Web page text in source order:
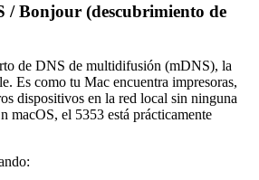
/ Bonjour (descubrimiento de
de DNS de multidifusión (mDNS), la
Es como tu Mac encuentra impresoras,
dispositivos en la red local sin ninguna
macOS, el 5353 está prácticamente